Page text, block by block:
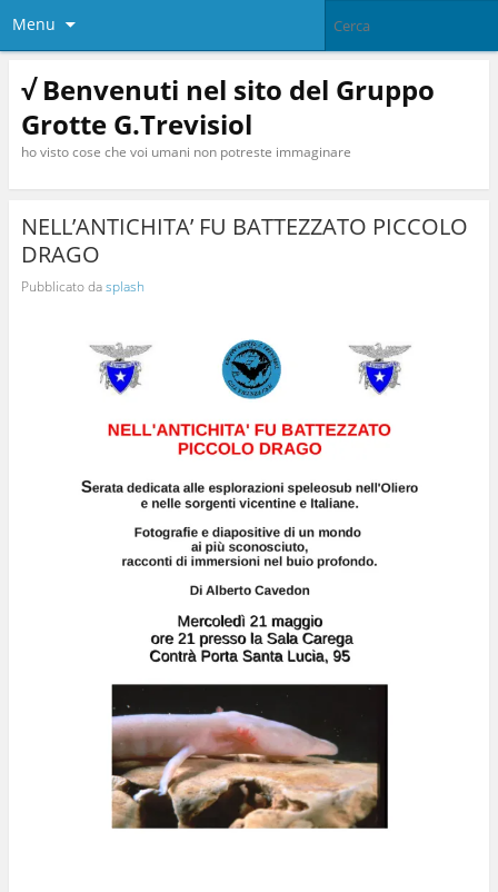
Menu
√ Benvenuti nel sito del Gruppo
Grotte G.Trevisiol
ho visto cose che voi umani non potreste immaginare
NELL’ANTICHITA’ FU BATTEZZATO PICCOLO
DRAGO
Pubblicato dasplash